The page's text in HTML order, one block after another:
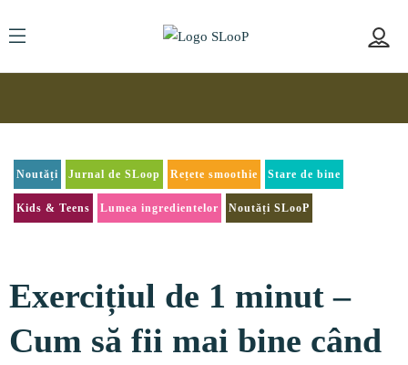
Noutăți Jurnal de SLoop Rețete smoothie Stare de bine
Kids & Teens Lumea ingredientelor Noutăți SLooP
Exercițiul de 1 minut –
Cum să fii mai bine când